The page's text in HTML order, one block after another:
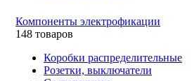
Компоненты электрофикации
148 товаров
Коробки распределительные
Розетки, выключатели